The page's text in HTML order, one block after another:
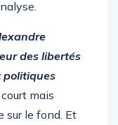
des libertés
politiques
mais
sur le fond. Et